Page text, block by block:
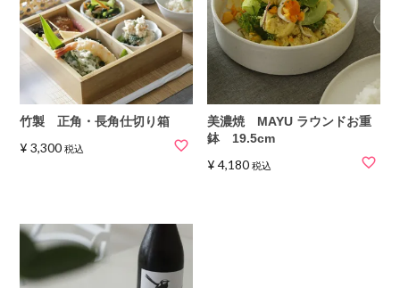
竹製 正角・長角仕切り箱
¥ 3,300 税込
美濃焼 MAYU ラウンドお重
鉢 19.5cm
¥ 4,180 税込